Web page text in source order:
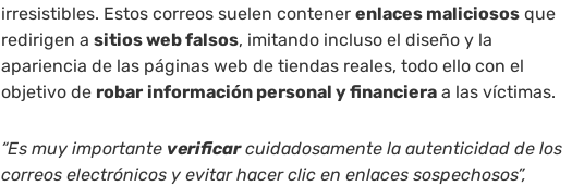
irresistibles. Estos correos suelen contenerenlaces maliciosos que
redirigen asitios web falsos, imitando incluso el diseño y la
apariencia de las páginas web de tiendas reales, todo ello con el
objetivo de robar información personal y financiera a las víctimas.
“Es muy importante verificarcuidadosamente la autenticidad de los
correos electrónicos y evitar hacer clic en enlaces sospechosos”,